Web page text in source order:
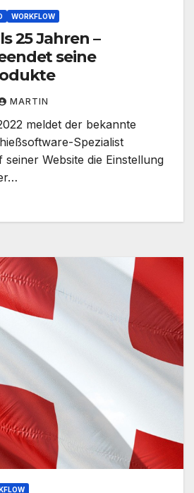
WORKFLOW
25 Jahren –
seine
MARTIN
meldet der bekannte
Spezialist
Website die Einstellung